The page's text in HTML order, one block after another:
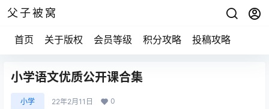
父子被窝
首页 关于版权 会员等级 积分攻略 投稿攻略
小学语文优质公开课合集
小学 22年2月11日 0